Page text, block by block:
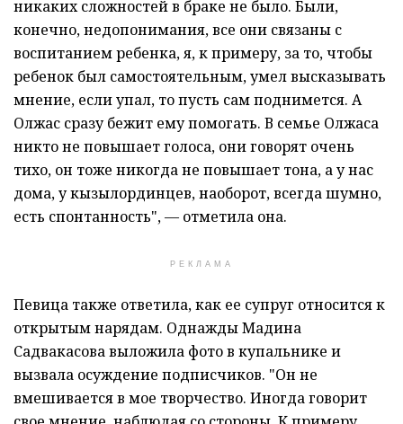
никаких сложностей в браке не было. Были,
конечно, недопонимания, все они связаны с
воспитанием ребенка, я, к примеру, за то, чтобы
ребенок был самостоятельным, умел высказывать
мнение, если упал, то пусть сам поднимется. А
Олжас сразу бежит ему помогать. В семье Олжаса
никто не повышает голоса, они говорят очень
тихо, он тоже никогда не повышает тона, а у нас
дома, у кызылординцев, наоборот, всегда шумно,
есть спонтанность", — отметила она.
РЕКЛАМА
Певица также ответила, как ее супруг относится к
открытым нарядам. Однажды Мадина
Садвакасова выложила фото в купальнике и
вызвала осуждение подписчиков. "Он не
вмешивается в мое творчество. Иногда говорит